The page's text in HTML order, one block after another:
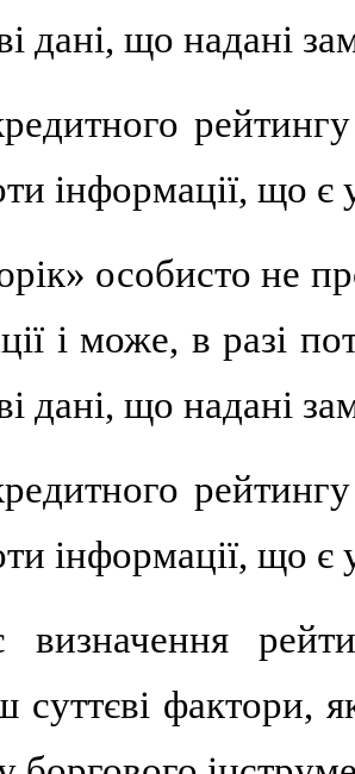
дані, що надані
інформації, що є
особисто не
і може, в разі
дані, що надані
інформації, що є
суттєві фактори,